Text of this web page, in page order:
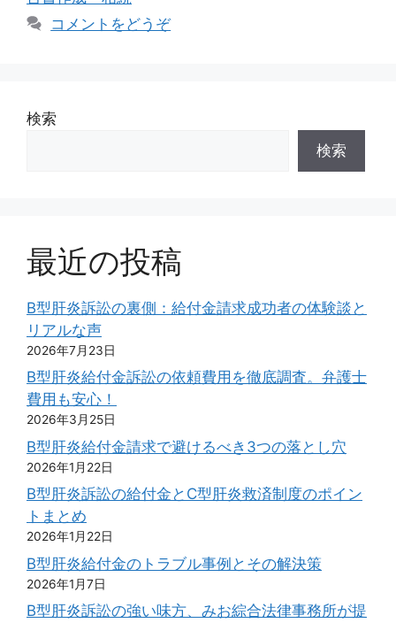
リ
ー
コメントをどうぞ
検索
検索
最近の投稿
B型肝炎訴訟の裏側：給付金請求成功者の体験談と
リアルな声
2026年7月23日
B型肝炎給付金訴訟の依頼費用を徹底調査。弁護士
費用も安心！
2026年3月25日
B型肝炎給付金請求で避けるべき3つの落とし穴
2026年1月22日
B型肝炎訴訟の給付金とC型肝炎救済制度のポイン
トまとめ
2026年1月22日
B型肝炎給付金のトラブル事例とその解決策
2026年1月7日
B型肝炎訴訟の強い味方、みお綜合法律事務所が提